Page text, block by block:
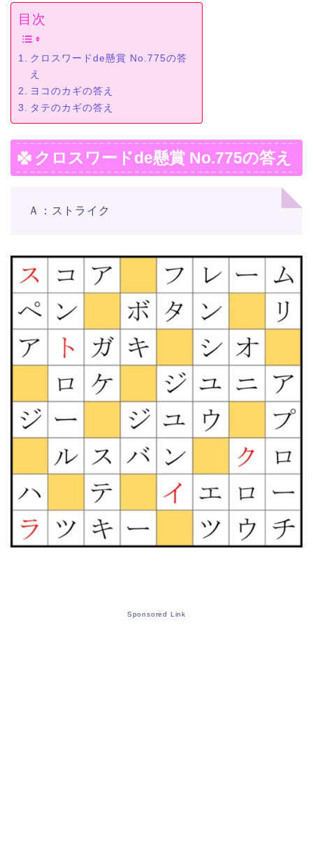
目次
クロスワードde懸賞 No.775の答
え
ヨコのカギの答え
タテのカギの答え
クロスワードde懸賞 No.775の答え
Ａ：ストライク
Sponsored Link